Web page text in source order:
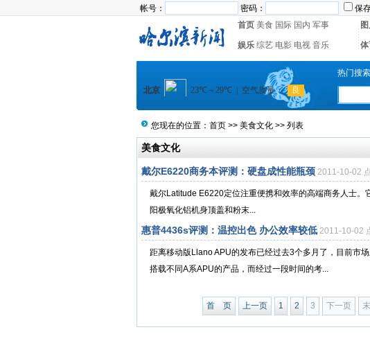
帐号： 密码： 保
首页 美食 国际 国内 军事
娱乐 综艺 电影 电视 音乐
热门搜索
您现在的位置： 首页 >> 美食文化 >> 列表
美食文化
戴尔E6220商务本评测：硬盘成性能瓶颈 2011-10-02
戴尔Latitude E6220定位注重便携和效率的高端商务人士
阳极氧化铝机身顶盖和粉末...
惠普4436s评测：温控出色 办公效率较低 2011-10-02
距离移动版Llano APU的发布已经过去3个多月了，目前市
搭载不同A系APU的产品，而经过一段时间的考...
首 页 上一页 1 2 3 下一页